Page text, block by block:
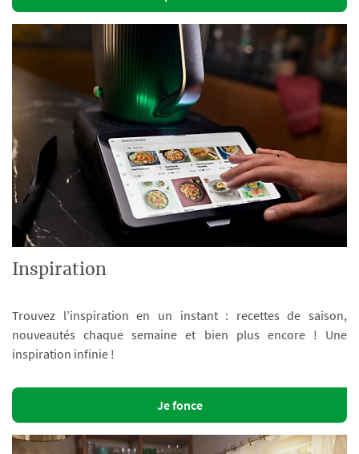
Inspiration
Trouvez l’inspiration en un instant : recettes de saison,
nouveautés chaque semaine et bien plus encore ! Une
inspiration infinie !
Je fonce